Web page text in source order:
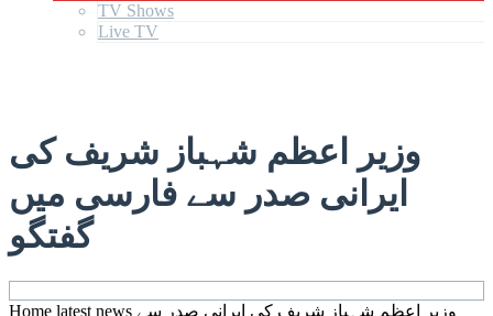
TV Shows
Live TV
وزیر اعظم شہباز شریف کی
ایرانی صدر سے فارسی میں
گفتگو
Home latest news وزیر اعظم شہباز شریف کی ایرانی صدر سے